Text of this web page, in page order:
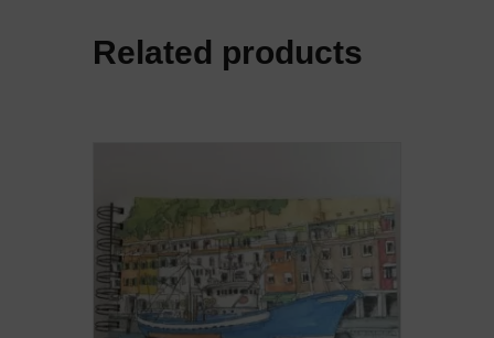
Related products